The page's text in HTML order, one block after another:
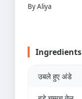
By Aliya
Ingredients
उबले हुए अंडे